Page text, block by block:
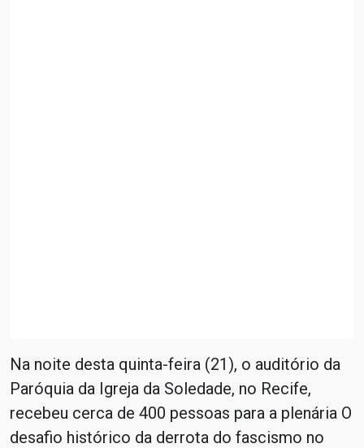
Na noite desta quinta-feira (21), o auditório da
Paróquia da Igreja da Soledade, no Recife,
recebeu cerca de 400 pessoas para a plenária O
desafio histórico da derrota do fascismo no